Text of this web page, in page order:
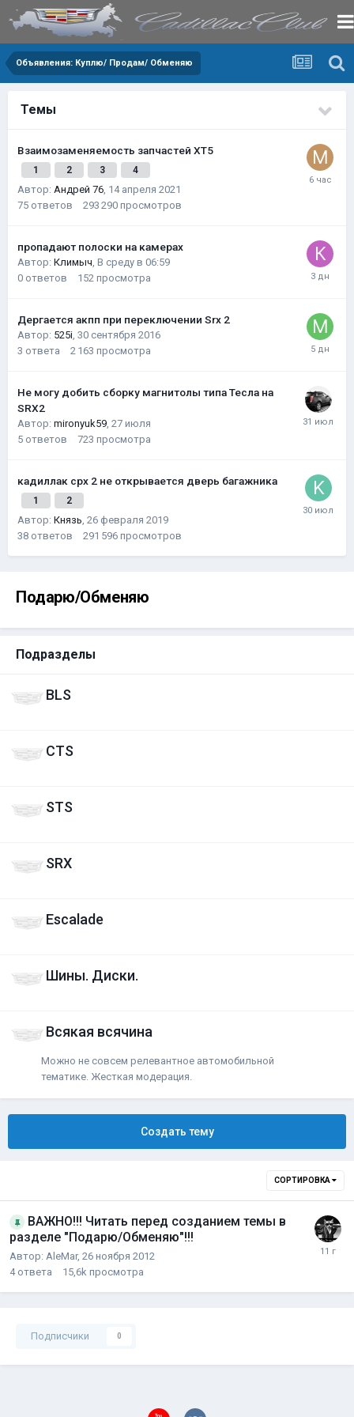
Объявления: Куплю/ Продам/ Обменяю
Темы
Взаимозаменяемость запчастей XT5
1 2 3 4
Автор: Андрей 76, 14 апреля 2021
75 ответов 293 290 просмотров
пропадают полоски на камерах
Автор: Климыч, В среду в 06:59
0 ответов 152 просмотра
Дергается акпп при переключении Srx 2
Автор: 525i, 30 сентября 2016
3 ответа 2 163 просмотра
Не могу добить сборку магнитолы типа Тесла на
SRX2
Автор: mironyuk59, 27 июля
5 ответов 723 просмотра
кадиллак срх 2 не открывается дверь багажника
1 2
Автор: Князь, 26 февраля 2019
38 ответов 291 596 просмотров
Подарю/Обменяю
Подразделы
BLS
CTS
STS
SRX
Escalade
Шины. Диски.
Всякая всячина
Можно не совсем релевантное автомобильной
тематике. Жесткая модерация.
Создать тему
СОРТИРОВКА
ВАЖНО!!! Читать перед созданием темы в
разделе "Подарю/Обменяю"!!!
Автор: AleMar, 26 ноября 2012
4 ответа 15,6k просмотра
Подписчики 0